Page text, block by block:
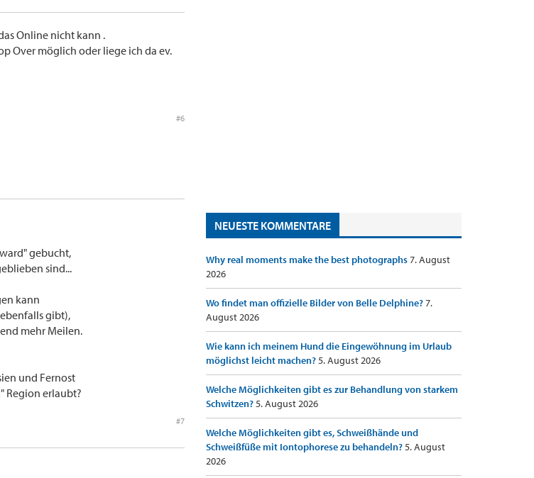
Online nicht kann .
Over möglich oder liege ich da ev.
#6
gebucht,
sind...
kann
gibt),
mehr Meilen.
und Fernost
Region erlaubt?
#7
NEUESTE KOMMENTARE
Why real moments make the best photographs7. August
2026
Wo findet man offizielle Bilder von Belle Delphine?7.
August 2026
Wie kann ich meinem Hund die Eingewöhnung im Urlaub
möglichst leicht machen?5. August 2026
Welche Möglichkeiten gibt es zur Behandlung von starkem
Schwitzen?5. August 2026
Welche Möglichkeiten gibt es, Schweißhände und
Schweißfüße mit Iontophorese zu behandeln?5. August
2026